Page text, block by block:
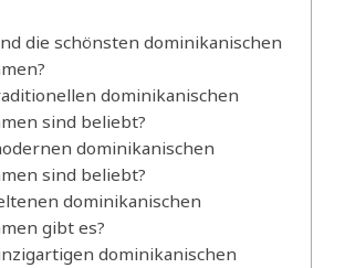
die schönsten dominikanischen
dominikanischen
sind beliebt?
dominikanischen
sind beliebt?
dominikanischen
gibt es?
dominikanischen